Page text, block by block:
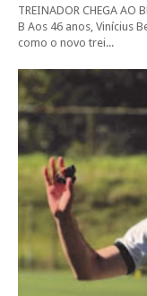
TREINADOR CHEGA AO
B Aos 46 anos, Vinícius
como o novo trei...